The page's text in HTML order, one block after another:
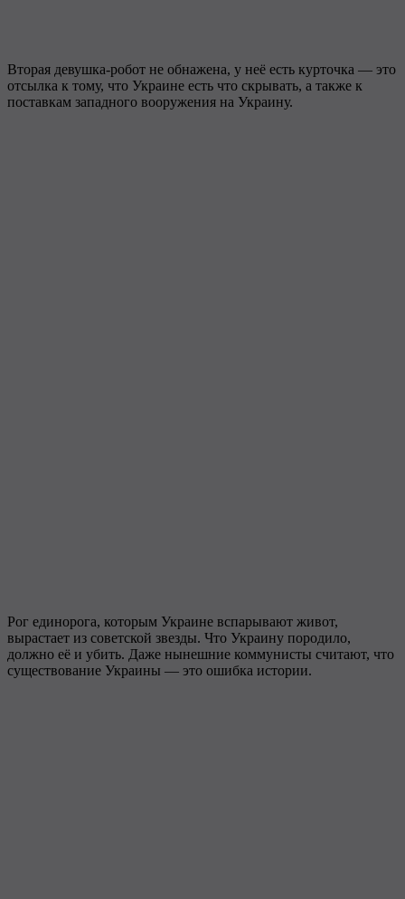
Вторая девушка-робот не обнажена, у неё есть курточка — это
отсылка к тому, что Украине есть что скрывать, а также к
поставкам западного вооружения на Украину.
Рог единорога, которым Украине вспарывают живот,
вырастает из советской звезды. Что Украину породило,
должно её и убить. Даже нынешние коммунисты считают, что
существование Украины — это ошибка истории.